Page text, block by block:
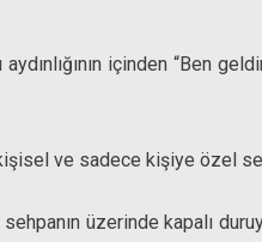
içinden “Ben
ve sadece kişiye özel
üzerinde kapalı